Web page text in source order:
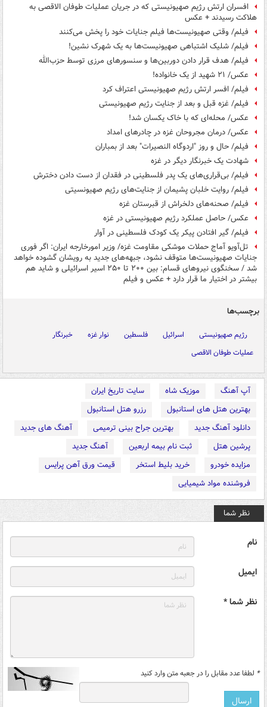
افسران ارتش رژیم صهیونیستی که در جریان عملیات طوفان الاقصی به
هلاکت رسیدند + عکس
فیلم/ وقتی صهیونیست‌ها فیلم جنایات خود را پخش می‌کنند
فیلم/ شلیک اشتباهی صهیونیست‌ها به یک شهرک نشین!
فیلم/ هدف قرار دادن دوربین‌ها و سنسورهای مرزی توسط حزب‌الله
عکس/ ۲۱ شهید از یک خانواده!
فیلم/ افسر ارتش رژیم صهیونیستی اعتراف کرد
فیلم/ غزه قبل و بعد از جنایت رژیم صهیونیستی
عکس/ محله‌ای که با خاک یکسان شد!
عکس/ درمان مجروحان غزه در چادرهای امداد
فیلم/ حال و روز "اردوگاه النصیرات" بعد از بمباران
شهادت یک خبرنگار دیگر در غزه
فیلم/ بی‌قراری‌های یک پدر فلسطینی در فقدان از دست دادن دخترش
فیلم/ روایت خلبان پشیمان از جنایت‌های رژیم صهیونسیتی
فیلم/ صحنه‌های دلخراش از قبرستان غزه
عکس/ حاصل عملکرد رژیم صهیونیستی در غزه
فیلم/ گیر افتادن پیکر یک کودک فلسطینی در آوار
تل‌آویو آماج حملات موشکی مقاومت غزه/ وزیر امورخارجه ایران: اگر فوری
جنایات صهیونیست‌ها متوقف نشود، جبهه‌های جدید به رویشان گشوده خواهد
شد / سخنگوی نیروهای قسام: بین ۲۰۰ تا ۲۵۰ اسیر اسرائیلی و شاید هم
بیشتر در اختیار ما قرار دارد + عکس و فیلم
برچسب‌ها
رژیم صهیونیستی اسرائیل فلسطین نوار غزه
خبرنگار
عملیات طوفان الاقصی
آپ آهنگ موزیک شاه
سایت تاریخ ایران
بهترین هتل های استانبول
رزرو هتل استانبول
دانلود آهنگ جدید
بهترین جراح بینی ترمیمی
آهنگ های جدید
پرشین هتل
ثبت نام بیمه اربعین
آهنگ جدید
مزایده خودرو
خرید بلیط استخر
قیمت ورق آهن پرایس
فروشنده مواد شیمیایی
نظر شما
نام
ایمیل
نظر شما *
* لطفا عدد مقابل را در جعبه متن وارد کنید